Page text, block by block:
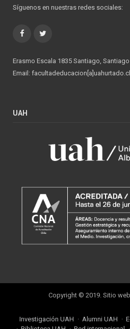
Síguenos en nuestras redes sociales:
Facebook
Erasmo Escala 1835 Santiago, Santiago
Email: facultadeducacion[a]uahurtado.cl
UAH
Copyright © 2019. Sitio web
Investigación UAH Alumni UAH